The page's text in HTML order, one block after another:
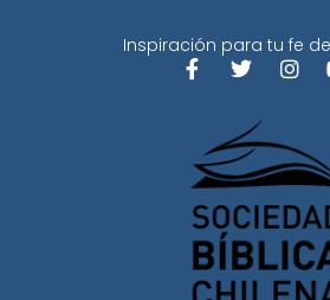
Inspiración para tu fe